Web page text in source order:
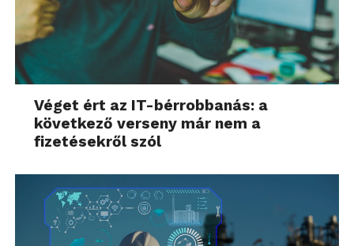
Véget ért az IT-bérrobbanás: a
következő verseny már nem a
fizetésekről szól